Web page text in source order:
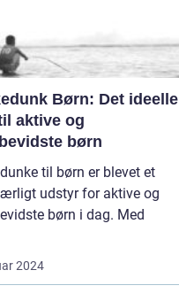
Børn: Det ideelle
aktive og
børn
til børn er blevet et
udstyr for aktive og
børn i dag. Med
2024